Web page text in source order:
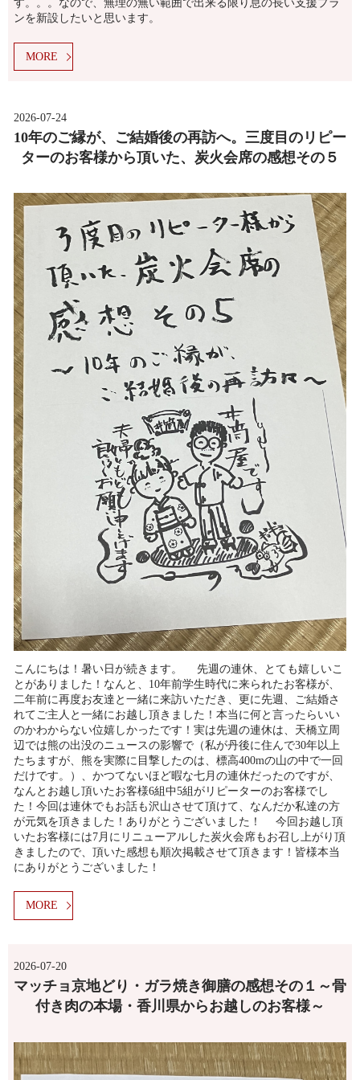
す。。。なので、無理の無い範囲で出来る限り息の長い支援プラ
ンを新設したいと思います。
MORE
2026-07-24
10年のご縁が、ご結婚後の再訪へ。三度目のリピー
ターのお客様から頂いた、炭火会席の感想その５
こんにちは！暑い日が続きます。 先週の連休、とても嬉しいこ
とがありました！なんと、10年前学生時代に来られたお客様が、
二年前に再度お友達と一緒に来訪いただき、更に先週、ご結婚さ
れてご主人と一緒にお越し頂きました！本当に何と言ったらいい
のかわからない位嬉しかったです！実は先週の連休は、天橋立周
辺では熊の出没のニュースの影響で（私が丹後に住んで30年以上
たちますが、熊を実際に目撃したのは、標高400mの山の中で一回
だけです。）、かつてないほど暇な七月の連休だったのですが、
なんとお越し頂いたお客様6組中5組がリピーターのお客様でし
た！今回は連休でもお話も沢山させて頂けて、なんだか私達の方
が元気を頂きました！ありがとうございました！ 今回お越し頂
いたお客様には7月にリニューアルした炭火会席もお召し上がり頂
きましたので、頂いた感想も順次掲載させて頂きます！皆様本当
にありがとうございました！
MORE
2026-07-20
マッチョ京地どり・ガラ焼き御膳の感想その１～骨
付き肉の本場・香川県からお越しのお客様～